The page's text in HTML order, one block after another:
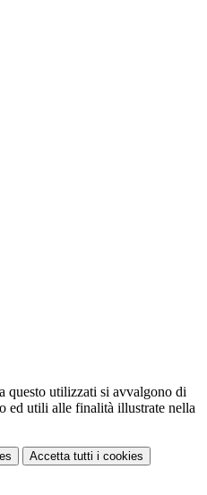
questo utilizzati si avvalgono di
ed utili alle finalità illustrate nella
Accetta tutti i cookies